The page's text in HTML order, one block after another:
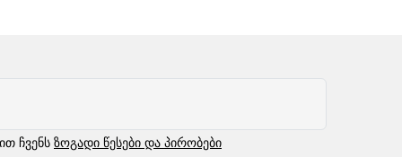
ჩვენს ზოგადი წესები და პირობები